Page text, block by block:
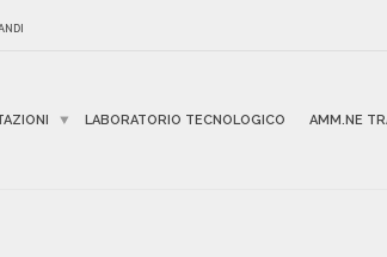
LABORATORIO TECNOLOGICO AMM.NE